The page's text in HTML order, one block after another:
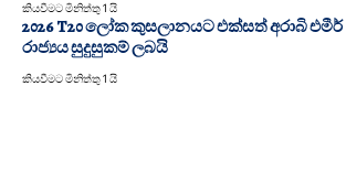
කියවීමට මිනිත්තු 1 යි
2026 T20 ලෝක කුසලානයට එක්සත් අරාබි එමීර්
රාජ්‍යය සුදුසුකම් ලබයි
කියවීමට මිනිත්තු 1 යි